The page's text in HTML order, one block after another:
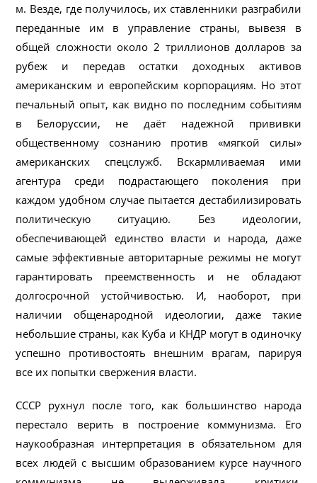
м. Везде, где получилось, их ставленники разграбили
переданные им в управление страны, вывезя в
общей сложности около 2 триллионов долларов за
рубеж и передав остатки доходных активов
американским и европейским корпорациям. Но этот
печальный опыт, как видно по последним событиям
в Белоруссии, не даёт надежной прививки
общественному сознанию против «мягкой силы»
американских спецслужб. Вскармливаемая ими
агентура среди подрастающего поколения при
каждом удобном случае пытается дестабилизировать
политическую ситуацию. Без идеологии,
обеспечивающей единство власти и народа, даже
самые эффективные авторитарные режимы не могут
гарантировать преемственность и не обладают
долгосрочной устойчивостью. И, наоборот, при
наличии общенародной идеологии, даже такие
небольшие страны, как Куба и КНДР могут в одиночку
успешно противостоять внешним врагам, парируя
все их попытки свержения власти.
СССР рухнул после того, как большинство народа
перестало верить в построение коммунизма. Его
наукообразная интерпретация в обязательном для
всех людей с высшим образованием курсе научного